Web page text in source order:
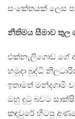
සංකේතයක් ලෙස
නීතිමය සීමාව තුල
එක්නැලිගොඩ ගේ
හමුදා බුද්ධි
ඉතාමත් මන්දගාමී
ඔහු දුටු බවට
කඳවුරේ හිටපු